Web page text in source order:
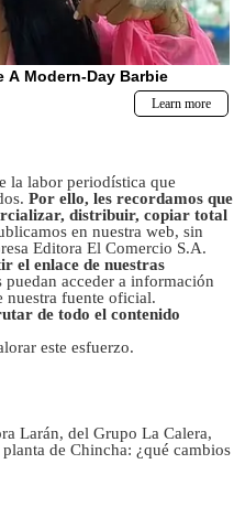
la labor periodística que
Por ello, les recordamos que
distribuir, copiar total
en nuestra web, sin
Editora El Comercio S.A.
el enlace de nuestras
puedan acceder a información
nuestra fuente oficial.
de todo el contenido
este esfuerzo.
Larán, del Grupo La Calera,
de Chincha: ¿qué cambios